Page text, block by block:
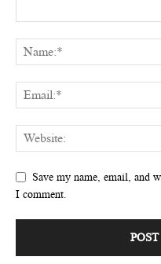
Save my name, email, and
I comment.